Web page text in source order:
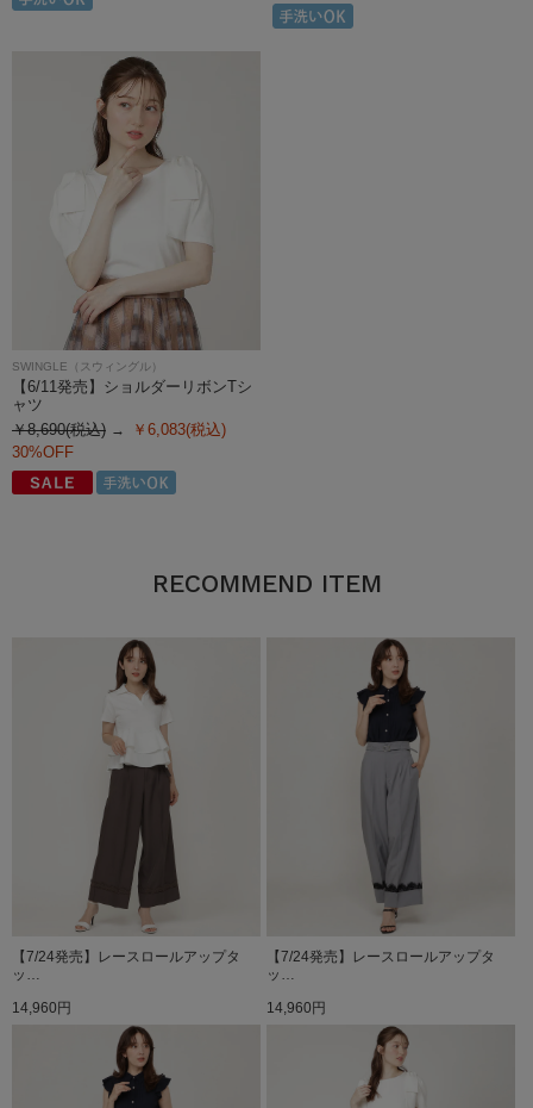
SWINGLE（スウィングル）
【6/11発売】ショルダーリボンTシ
ャツ
￥8,690(税込)
￥6,083(税込)
30%OFF
RECOMMEND ITEM
【7/24発売】レースロールアップタ
ッ…
14,960円
【7/24発売】レースロールアップタ
ッ…
14,960円